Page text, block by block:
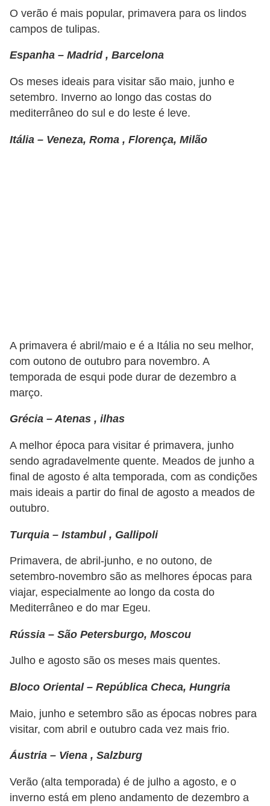
O verão é mais popular, primavera para os lindos
campos de tulipas.
Espanha – Madrid , Barcelona
Os meses ideais para visitar são maio, junho e
setembro. Inverno ao longo das costas do
mediterrâneo do sul e do leste é leve.
Itália – Veneza, Roma , Florença, Milão
A primavera é abril/maio e é a Itália no seu melhor,
com outono de outubro para novembro. A
temporada de esqui pode durar de dezembro a
março.
Grécia – Atenas , ilhas
A melhor época para visitar é primavera, junho
sendo agradavelmente quente. Meados de junho a
final de agosto é alta temporada, com as condições
mais ideais a partir do final de agosto a meados de
outubro.
Turquia – Istambul , Gallipoli
Primavera, de abril-junho, e no outono, de
setembro-novembro são as melhores épocas para
viajar, especialmente ao longo da costa do
Mediterrâneo e do mar Egeu.
Rússia – São Petersburgo, Moscou
Julho e agosto são os meses mais quentes.
Bloco Oriental – República Checa, Hungria
Maio, junho e setembro são as épocas nobres para
visitar, com abril e outubro cada vez mais frio.
Áustria – Viena , Salzburg
Verão (alta temporada) é de julho a agosto, e o
inverno está em pleno andamento de dezembro a
r
m
a
d
e
a
o
s
d
e
r
e
n
d
a
N
e
g
o
a
ç
o
o
u
p